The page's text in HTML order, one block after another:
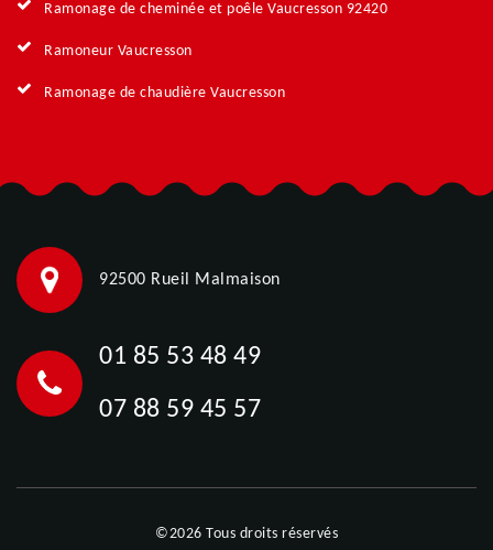
Ramonage de cheminée et poêle Vaucresson 92420
Ramoneur Vaucresson
Ramonage de chaudière Vaucresson
92500 Rueil Malmaison
01 85 53 48 49
07 88 59 45 57
©2026 Tous droits réservés